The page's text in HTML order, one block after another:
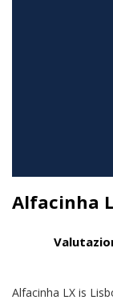
Alfacinha
Alfacinha LX is